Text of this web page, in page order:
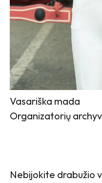
Vasariška mada
Organizatorių
Nebijokite drabužio